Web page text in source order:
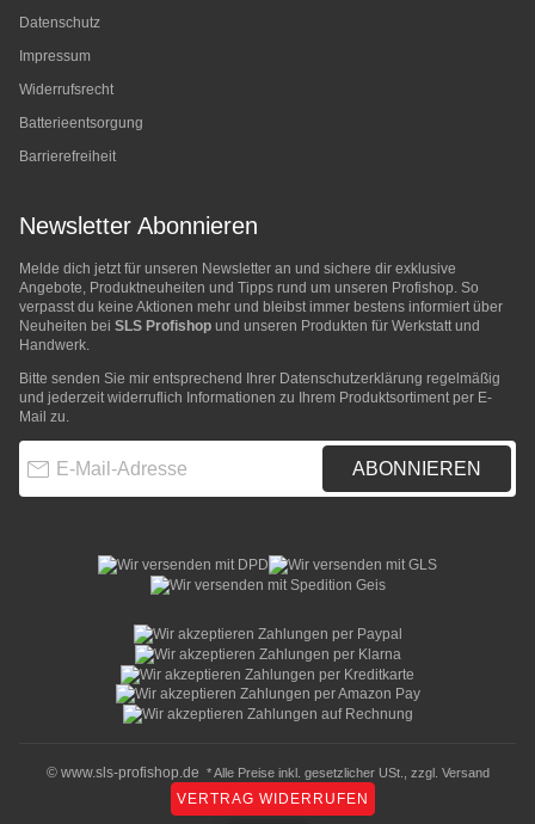
Datenschutz
Impressum
Widerrufsrecht
Batterieentsorgung
Barrierefreiheit
Newsletter Abonnieren
Melde dich jetzt für unseren Newsletter an und sichere dir exklusive
Angebote, Produktneuheiten und Tipps rund um unseren Profishop. So
verpasst du keine Aktionen mehr und bleibst immer bestens informiert über
Neuheiten bei SLS Profishop und unseren Produkten für Werkstatt und
Handwerk.
Bitte senden Sie mir entsprechend Ihrer Datenschutzerklärung regelmäßig
und jederzeit widerruflich Informationen zu Ihrem Produktsortiment per E-
Mail zu.
ABONNIEREN
© www.sls-profishop.de * Alle Preise inkl. gesetzlicher USt., zzgl. Versand
VERTRAG WIDERRUFEN